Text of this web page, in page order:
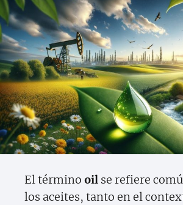
El término oil se refiere
los aceites, tanto en el